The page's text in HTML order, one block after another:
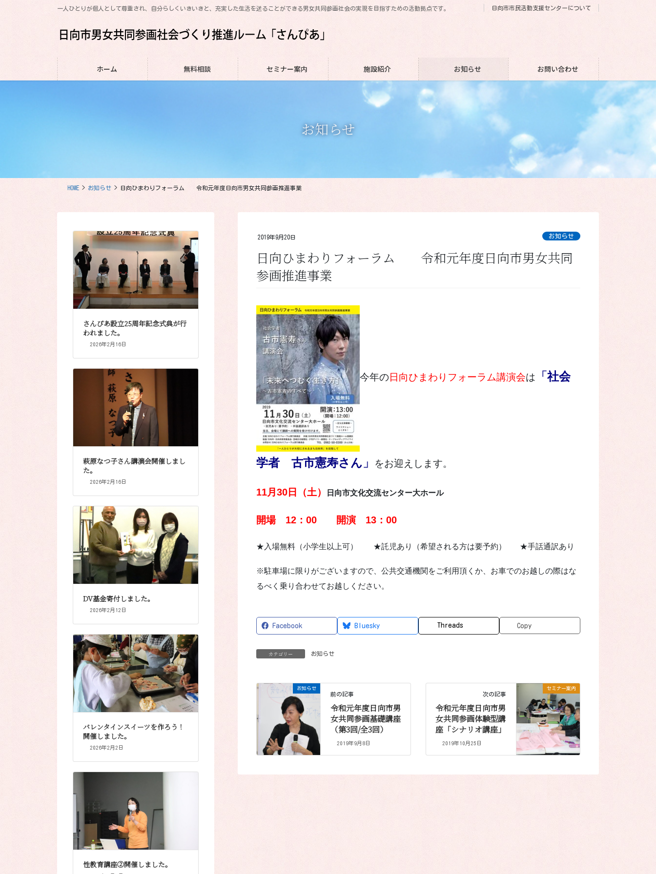
一人ひとりが個人として尊重され、自分らしくいきいきと、充実した生活を送ることができる男女共同参画社会の実現を目指すための活動拠点です。 日向市市民活動支援センターについて
ホーム 無料相談 セミナー案内 施設紹介 お知らせ お問い合わせ
お知らせ
HOME お知らせ 日向ひまわりフォーラム 令和元年度日向市男女共同参画推進事業
2019年9月20日 お知らせ
日向ひまわりフォーラム 令和元年度日向市男女共同
参画推進事業
今年の 日向ひまわりフォーラム講演会は 「社会
学者 古市憲寿さん 」 をお迎えします。
11月30日（土） 日向市文化交流センター大ホール
開場 12：00 開演 13：00
★入場無料（小学生以上可） ★託児あり（希望される方は要予約） ★手話通訳あり
※駐車場に限りがございますので、公共交通機関をご利用頂くか、お車でのお越しの際はな
るべく乗り合わせてお越しください。
Facebook Bluesky Threads Copy
カテゴリー お知らせ
お知らせ
前の記事
令和元年度日向市男
女共同参画基礎講座
（第3回/全3回）
2019年9月8日
セミナー案内
次の記事
令和元年度日向市男
女共同参画体験型講
座「シナリオ講座」
2019年10月25日
さんぴあ設立25周年記念式典が行
われました。
2026年2月16日
萩原なつ子さん講演会開催しまし
た。
2026年2月16日
DV基金寄付しました。
2026年2月12日
バレンタインスイーツを作ろう！
開催しました。
2026年2月2日
性教育講座②開催しました。